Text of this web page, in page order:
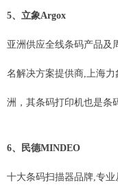
5、立象Argox
亚洲供应全线条码产品及
名解决方案提供商,上海
洲，其条码打印机也是条
6、民德MINDEO
十大条码扫描器品牌,专